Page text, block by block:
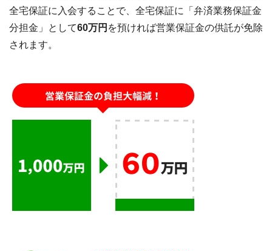
全宅保証に入会することで、全宅保証に「弁済業務保証金
分担金」として60万円 を預ければ営業保証金の供託が免除
されます。